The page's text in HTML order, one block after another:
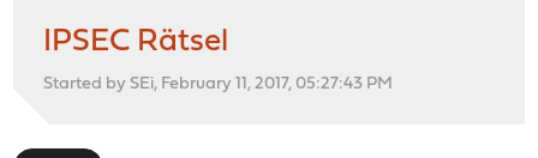
IPSEC Rätsel
Started by SEi, February 11, 2017, 05:27:43 PM